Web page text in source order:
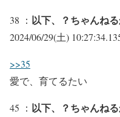
38 ： 以下、？ちゃんね
2024/06/29(土)
>>35
愛で、育てるたい
45 ： 以下、？ちゃんね